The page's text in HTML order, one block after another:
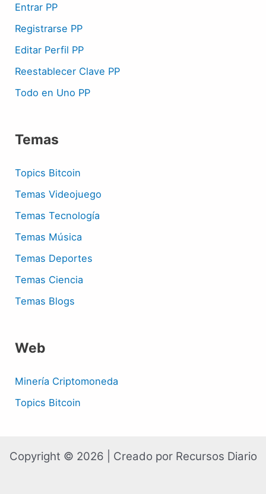
Entrar PP
Registrarse PP
Editar Perfil PP
Reestablecer Clave PP
Todo en Uno PP
Temas
Topics Bitcoin
Temas Videojuego
Temas Tecnología
Temas Música
Temas Deportes
Temas Ciencia
Temas Blogs
Web
Minería Criptomoneda
Topics Bitcoin
Copyright © 2026 | Creado por Recursos Diario